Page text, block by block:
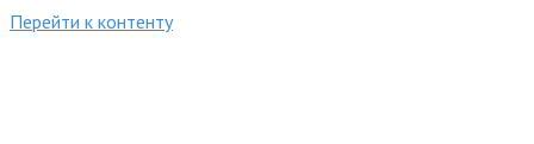
Перейти к контенту